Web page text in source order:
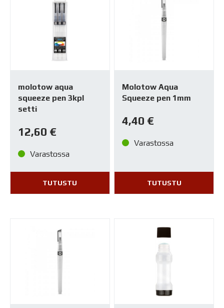
molotow aqua
squeeze pen 3kpl
setti
12,60 €
Varastossa
TUTUSTU
Molotow Aqua
Squeeze pen 1mm
4,40 €
Varastossa
TUTUSTU